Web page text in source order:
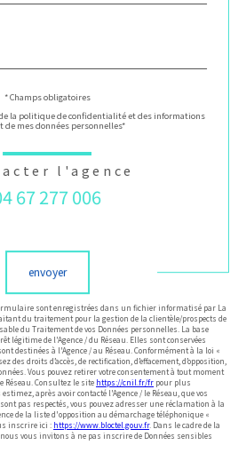
* Champs obligatoires
la politique de confidentialité et des informations
mes données personnelles*
l'agence
67 277 006
envoyer
sont enregistrées dans un fichier informatisé par La
du traitement pour la gestion de la clientèle/prospects de
du Traitement de vos Données personnelles. La base
légitime de l'Agence / du Réseau. Elles sont conservées
destinées à l'Agence / au Réseau. Conformément à la loi «
droits d’accès, de rectification, d’effacement, d’opposition,
Vous pouvez retirer votre consentement à tout moment
Réseau. Consultez le site https://cnil.fr/fr pour plus
après avoir contacté l'Agence / le Réseau, que vos
pas respectés, vous pouvez adresser une réclamation à la
de la liste d'opposition au démarchage téléphonique «
inscrire ici : https://www.bloctel.gouv.fr. Dans le cadre de la
vous invitons à ne pas inscrire de Données sensibles